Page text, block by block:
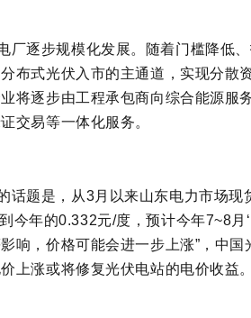
厂逐步规模化发展。随着门槛降低
布式光伏入市的主通道，实现分散
将逐步由工程承包商向综合能源服
交易等一体化服务。
话题是，从3月以来山东电力市场现
今年的0.332元/度，预计今年7~8月
响，价格可能会进一步上涨”，中
上涨或将修复光伏电站的电价收益